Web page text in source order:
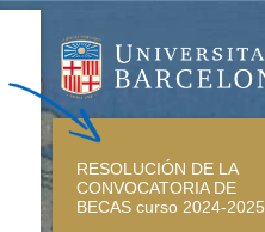
RESOLUCIÓN DE LA
CONVOCATORIA DE
BECAS curso 2024-2025